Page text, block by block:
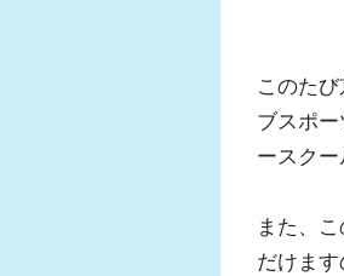
このた
ブスポ
ースク
また、
だけま